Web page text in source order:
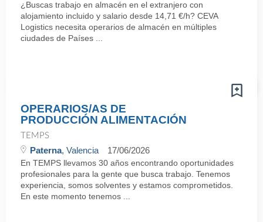
¿Buscas trabajo en almacén en el extranjero con
alojamiento incluido y salario desde 14,71 €/h? CEVA
Logistics necesita operarios de almacén en múltiples
ciudades de Países ...
OPERARIOS/AS DE
PRODUCCIÓN ALIMENTACIÓN
TEMPS
Paterna, Valencia 17/06/2026
En TEMPS llevamos 30 años encontrando oportunidades
profesionales para la gente que busca trabajo. Tenemos
experiencia, somos solventes y estamos comprometidos.
En este momento tenemos ...